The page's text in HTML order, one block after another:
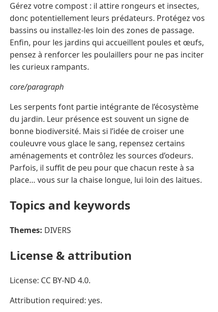
Gérez votre compost : il attire rongeurs et insectes,
donc potentiellement leurs prédateurs. Protégez vos
bassins ou installez-les loin des zones de passage.
Enfin, pour les jardins qui accueillent poules et œufs,
pensez à renforcer les poulaillers pour ne pas inciter
les curieux rampants.
core/paragraph
Les serpents font partie intégrante de l’écosystème
du jardin. Leur présence est souvent un signe de
bonne biodiversité. Mais si l’idée de croiser une
couleuvre vous glace le sang, repensez certains
aménagements et contrôlez les sources d’odeurs.
Parfois, il suffit de peu pour que chacun reste à sa
place… vous sur la chaise longue, lui loin des laitues.
Topics and keywords
Themes: DIVERS
License & attribution
License: CC BY-ND 4.0.
Attribution required: yes.